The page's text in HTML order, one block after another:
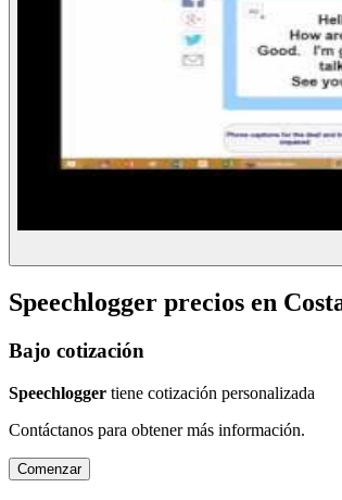
Speechlogger precios en
Bajo cotización
Speechlogger tiene cotización personalizada
Contáctanos para obtener más información.
Comenzar